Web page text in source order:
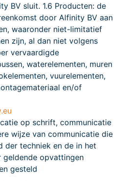
BV sluit. 1.6 Producten: de
door Alfinity BV aan
waaronder niet-limitatief
zijn, al dan niet volgens
vervaardigde
waterelementen, muren
vuurelementen,
en/of
op schrift, communicatie
wijze van communicatie die
der techniek en de in het
geldende opvattingen
gesteld